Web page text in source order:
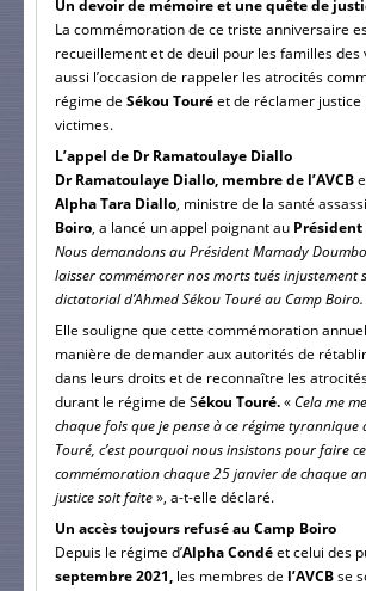
Un devoir de mémoire et une quête de
La commémoration de ce triste anniversaire
recueillement et de deuil pour les familles des
aussi l’occasion de rappeler les atrocités
régime de Sékou Touréet de réclamer justice
victimes.
L’appel de Dr Ramatoulaye Diallo
Dr Ramatoulaye Diallo, membre de l’AVCB
Alpha Tara Diallo, ministre de la santé
Boiro, a lancé un appel poignant au
Nous demandons au Président Mamady
laisser commémorer nos morts tués injustement
dictatorial d’Ahmed Sékou Touré au Camp Boiro.
Elle souligne que cette commémoration
manière de demander aux autorités de
dans leurs droits et de reconnaître les
durant le régime de Sékou Touré.«Cela me
chaque fois que je pense à ce régime tyrannique
Touré, c’est pourquoi nous insistons pour faire
commémoration chaque 25 janvier de chaque
justice soit faite», a-t-elle déclaré.
Un accès toujours refusé au Camp Boiro
Depuis le régime d’Alpha Condéet celui des
septembre 2021, les membres de l’AVCBse